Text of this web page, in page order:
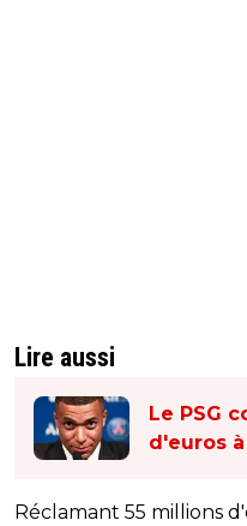
Lire aussi
Le PSG
d'euros
Réclamant 55 millions